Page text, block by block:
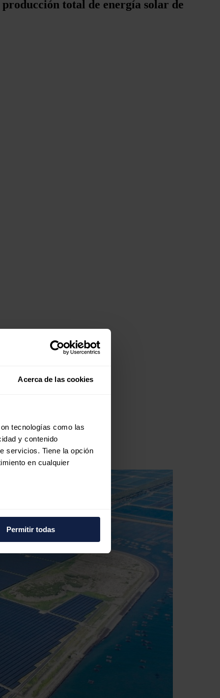
Acerca de las cookies
tecnologías como las
y contenido
servicios. Tiene la opción
en cualquier
de redes sociales
nuestros partners de
les haya proporcionado o
Permitir todas
total de energía solar de